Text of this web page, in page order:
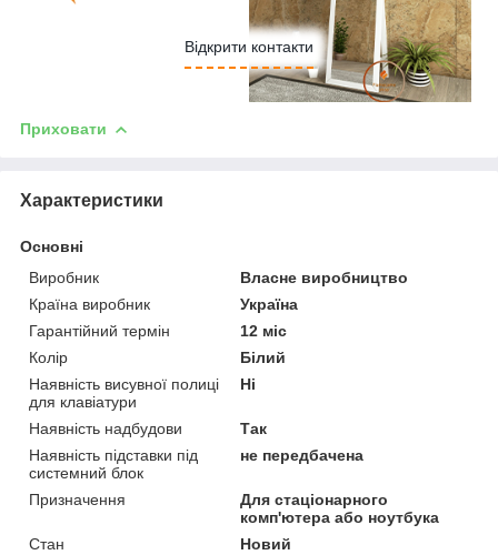
Відкрити контакти
Приховати
Характеристики
Основні
Виробник
Власне виробництво
Країна виробник
Україна
Гарантійний термін
12 міс
Колір
Білий
Наявність висувної полиці
для клавіатури
Ні
Наявність надбудови
Так
Наявність підставки під
системний блок
не передбачена
Призначення
Для стаціонарного
комп'ютера або ноутбука
Стан
Новий